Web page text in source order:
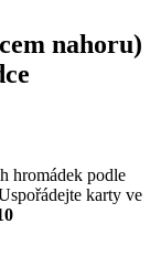
nahoru)
hromádek podle
karty ve